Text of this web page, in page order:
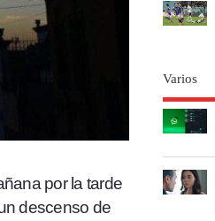
por la tarde
descenso de
Varios